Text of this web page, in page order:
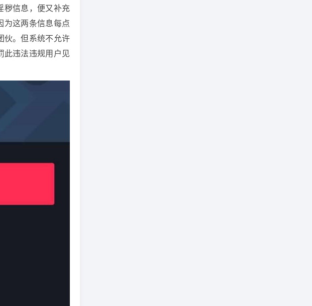
秽信息，便又补充
这两条信息每点
伙。但系统不允许
此违法违规用户见